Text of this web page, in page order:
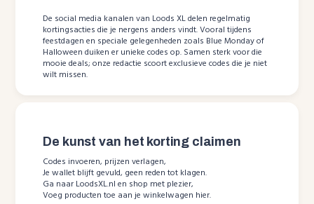
De social media kanalen van Loods XL delen regelmatig
kortingsacties die je nergens anders vindt. Vooral tijdens
feestdagen en speciale gelegenheden zoals Blue Monday of
Halloween duiken er unieke codes op. Samen sterk voor die
mooie deals; onze redactie scoort exclusieve codes die je niet
wilt missen.
De kunst van het korting claimen
Codes invoeren, prijzen verlagen,
Je wallet blijft gevuld, geen reden tot klagen.
Ga naar LoodsXL.nl en shop met plezier,
Voeg producten toe aan je winkelwagen hier.